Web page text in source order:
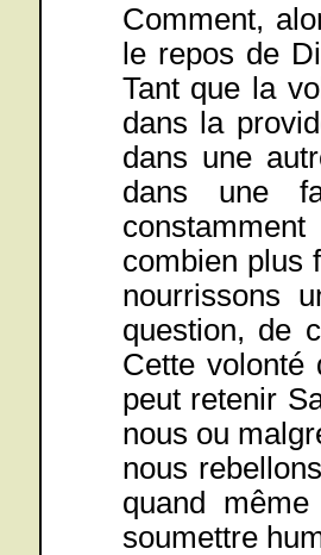
Comment,
le repos de
Tant que la
dans la
dans une
dans une
combien plus
nourrissons
question, de
Cette
peut retenir
nous ou
nous
quand
soumettre